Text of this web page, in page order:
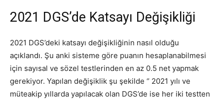
2021 DGS’de Katsayı Değişikliği
2021 DGS’deki katsayı değişikliğinin nasıl olduğu
açıklandı. Şu anki sisteme göre puanın hesaplanabilmesi
için sayısal ve sözel testlerinden en az 0.5 net yapmak
gerekiyor. Yapılan değişiklik şu şekilde ‘’ 2021 yılı ve
müteakip yıllarda yapılacak olan DGS’de ise her iki testten